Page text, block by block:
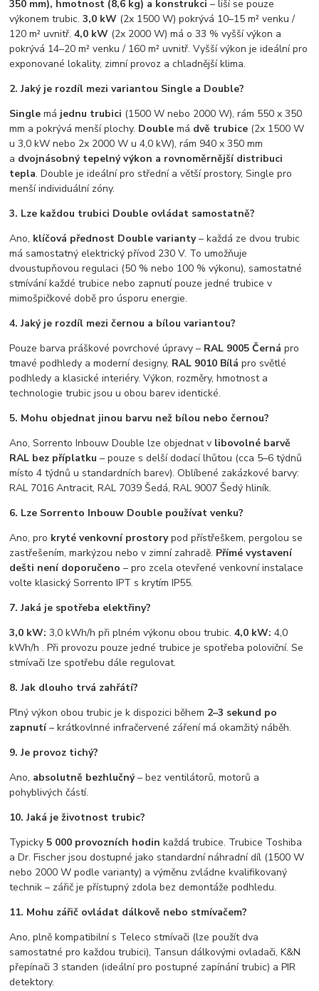
350 mm), hmotnost (8,6 kg) a konstrukci – liší se pouze
výkonem trubic.3,0 kW (2x 1500 W) pokrývá 10–15 m² venku /
120 m² uvnitř.4,0 kW (2x 2000 W) má o 33 % vyšší výkon a
pokrývá 14–20 m² venku / 160 m² uvnitř. Vyšší výkon je ideální pro
exponované lokality, zimní provoz a chladnější klima.
2. Jaký je rozdíl mezi variantou Single a Double?
Single má jednu trubici (1500 W nebo 2000 W), rám 550 x 350
mm a pokrývá menší plochy. Double má dvě trubice (2x 1500 W
u 3,0 kW nebo 2x 2000 W u 4,0 kW), rám 940 x 350 mm
a dvojnásobný tepelný výkon a rovnoměrnější distribuci
tepla. Double je ideální pro střední a větší prostory, Single pro
menší individuální zóny.
3. Lze každou trubici Double ovládat samostatně?
Ano, klíčová přednost Double varianty– každá ze dvou trubic
má samostatný elektrický přívod 230 V. To umožňuje
dvoustupňovou regulaci (50 % nebo 100 % výkonu), samostatné
stmívání každé trubice nebo zapnutí pouze jedné trubice v
mimošpičkové době pro úsporu energie.
4. Jaký je rozdíl mezi černou a bílou variantou?
Pouze barva práškové povrchové úpravy – RAL 9005 Černá pro
tmavé podhledy a moderní designy, RAL 9010 Bílá pro světlé
podhledy a klasické interiéry. Výkon, rozměry, hmotnost a
technologie trubic jsou u obou barev identické.
5. Mohu objednat jinou barvu než bílou nebo černou?
Ano, Sorrento Inbouw Double lze objednat v libovolné barvě
RAL bez příplatku – pouze s delší dodací lhůtou (cca 5–6 týdnů
místo 4 týdnů u standardních barev). Oblíbené zakázkové barvy:
RAL 7016 Antracit, RAL 7039 Šedá, RAL 9007 Šedý hliník.
6. Lze Sorrento Inbouw Double používat venku?
Ano, pro kryté venkovní prostorypod přístřeškem, pergolou se
zastřešením, markýzou nebo v zimní zahradě. Přímé vystavení
dešti není doporučeno – pro zcela otevřené venkovní instalace
volte klasický Sorrento IPT s krytím IP55.
7. Jaká je spotřeba elektřiny?
3,0 kW: 3,0 kWh/h při plném výkonu obou trubic.4,0 kW: 4,0
kWh/h . Při provozu pouze jedné trubice je spotřeba poloviční. Se
stmívači lze spotřebu dále regulovat.
8. Jak dlouho trvá zahřátí?
Plný výkon obou trubic je k dispozici během 2–3 sekund po
zapnutí– krátkovlnné infračervené záření má okamžitý náběh.
9. Je provoz tichý?
Ano, absolutně bezhlučný– bez ventilátorů, motorů a
pohyblivých částí.
10. Jaká je životnost trubic?
Typicky 5 000 provozních hodin každá trubice. Trubice Toshiba
a Dr. Fischer jsou dostupné jako standardní náhradní díl (1500 W
nebo 2000 W podle varianty) a výměnu zvládne kvalifikovaný
technik – zářič je přístupný zdola bez demontáže podhledu.
11. Mohu zářič ovládat dálkově nebo stmívačem?
Ano, plně kompatibilní s Teleco stmívači (lze použít dva
samostatné pro každou trubici), Tansun dálkovými ovladači, K&N
přepínači 3 standen (ideální pro postupné zapínání trubic) a PIR
detektory.